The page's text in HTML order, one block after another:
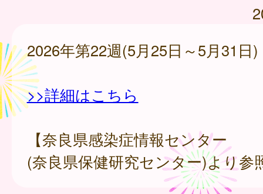
2026年第22週(5月25日～5月31日)
>>詳細はこちら
【奈良県感染症情報センター
(奈良県保健研究センター)より参